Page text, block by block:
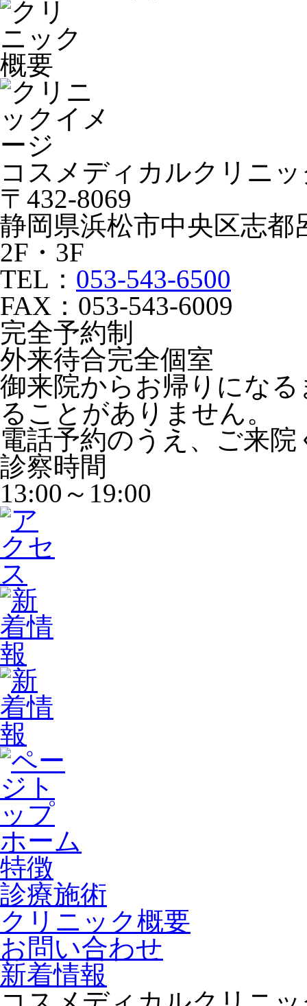
コスメディカルクリニ
〒432-8069
静岡県浜松市中央区志都
2F・3F
TEL： 053-543-6500
FAX：053-543-6009
完全予約制
外来待合完全個室
御来院からお帰りにな
ることがありません。
電話予約のうえ、ご来
診察時間
13:00～19:00
ホーム
特徴
診療施術
クリニック概要
お問い合わせ
新着情報